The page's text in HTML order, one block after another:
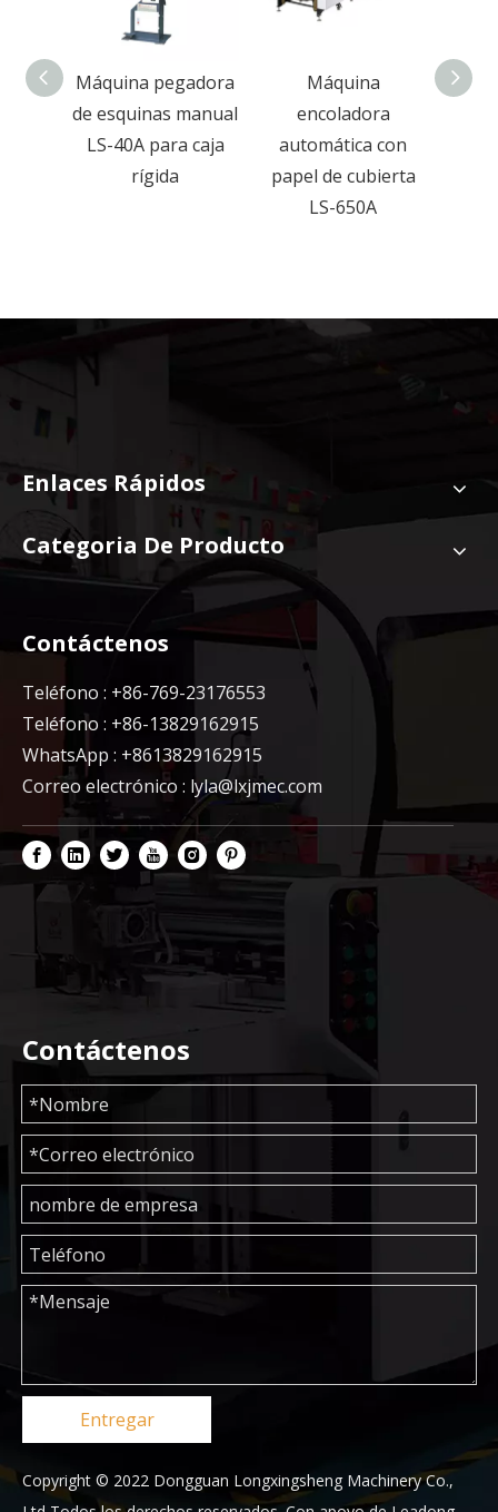
Máquina pegadora
de esquinas manual
LS-40A para caja
rígida
Máquina
encoladora
automática con
papel de cubierta
LS-650A
Enlaces Rápidos
Categoria De Producto
Contáctenos
Teléfono : +86-769-23176553
Teléfono : +86-13829162915
WhatsApp : +8613829162915
Correo electrónico : lyla@lxjmec.com
Contáctenos
Entregar
Copyright © 2022 Dongguan Longxingsheng Machinery Co.,